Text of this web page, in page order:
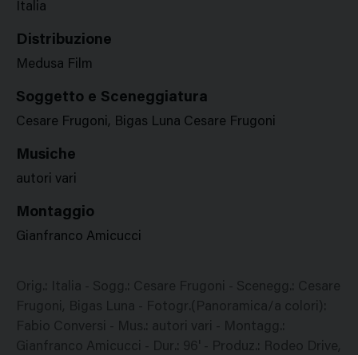
Italia
Distribuzione
Medusa Film
Soggetto e Sceneggiatura
Cesare Frugoni, Bigas Luna Cesare Frugoni
Musiche
autori vari
Montaggio
Gianfranco Amicucci
Orig.: Italia - Sogg.: Cesare Frugoni - Scenegg.: Cesare
Frugoni, Bigas Luna - Fotogr.(Panoramica/a colori):
Fabio Conversi - Mus.: autori vari - Montagg.:
Gianfranco Amicucci - Dur.: 96' - Produz.: Rodeo Drive,